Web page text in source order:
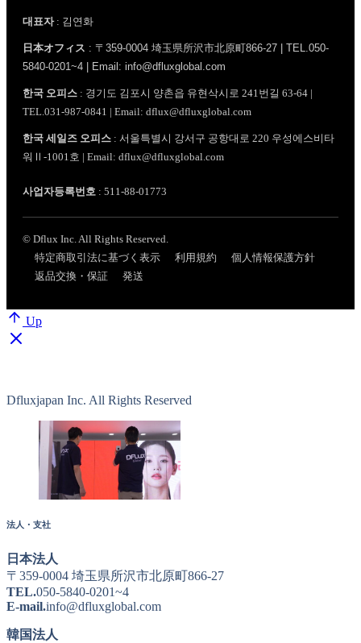
대표자: 김연화
日本オフィス : 〒359-0004 埼玉県所沢市北原町866-27 | TEL.050-
5840-0201~4 | Email: info@dfluxglobal.com
한국 오피스 : 경기도 김포시 양촌읍 유현삭시로 241번길 63-64 |
TEL.031-987-0841 | Email: dflux@dfluxglobal.com
한국 세일즈 오피스 : 서울특별시 강서구 공항대로 220 우성에스비타
워Ⅱ-1001호 | Email: dflux@dfluxglobal.com
사업자등록번호 : 511-88-01773
© Dflux Inc. All Rights Reserved.
特定商取引法に基づく表示
利用規約
個人情報保護方針
返品交換・保証
発送
Up
Dfluxjapan Inc. All Rights Reserved
法人・支社
日本法人
〒359-0004 埼玉県所沢市北原町866-27
TEL.050-5840-0201~4
E-mail.info@dfluxglobal.com
韓国法人